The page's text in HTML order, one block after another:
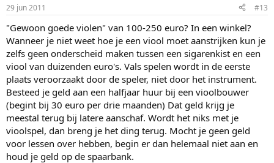
29 jun 2011 #13
"Gewoon goede violen" van 100-250 euro? In een winkel?
Wanneer je niet weet hoe je een viool moet aanstrijken kun je
zelfs geen onderscheid maken tussen een sigarenkist en een
viool van duizenden euro's. Vals spelen wordt in de eerste
plaats veroorzaakt door de speler, niet door het instrument.
Besteed je geld aan een halfjaar huur bij een vioolbouwer
(begint bij 30 euro per drie maanden) Dat geld krijg je
meestal terug bij latere aanschaf. Wordt het niks met je
vioolspel, dan breng je het ding terug. Mocht je geen geld
voor lessen over hebben, begin er dan helemaal niet aan en
houd je geld op de spaarbank.